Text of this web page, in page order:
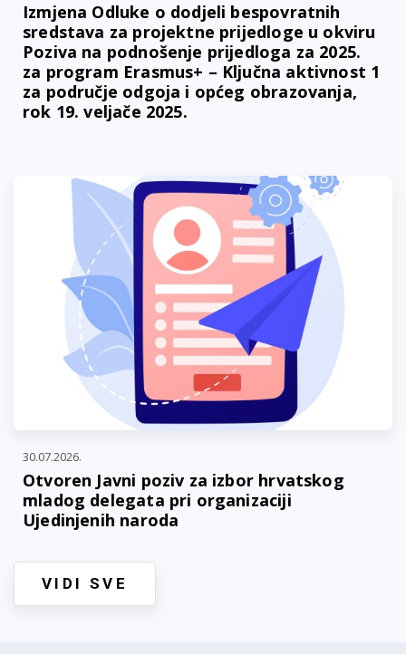
Izmjena Odluke o dodjeli bespovratnih
sredstava za projektne prijedloge u okviru
Poziva na podnošenje prijedloga za 2025.
za program Erasmus+ – Ključna aktivnost 1
za područje odgoja i općeg obrazovanja,
rok 19. veljače 2025.
30.07.2026.
Otvoren Javni poziv za izbor hrvatskog
mladog delegata pri organizaciji
Ujedinjenih naroda
VIDI SVE